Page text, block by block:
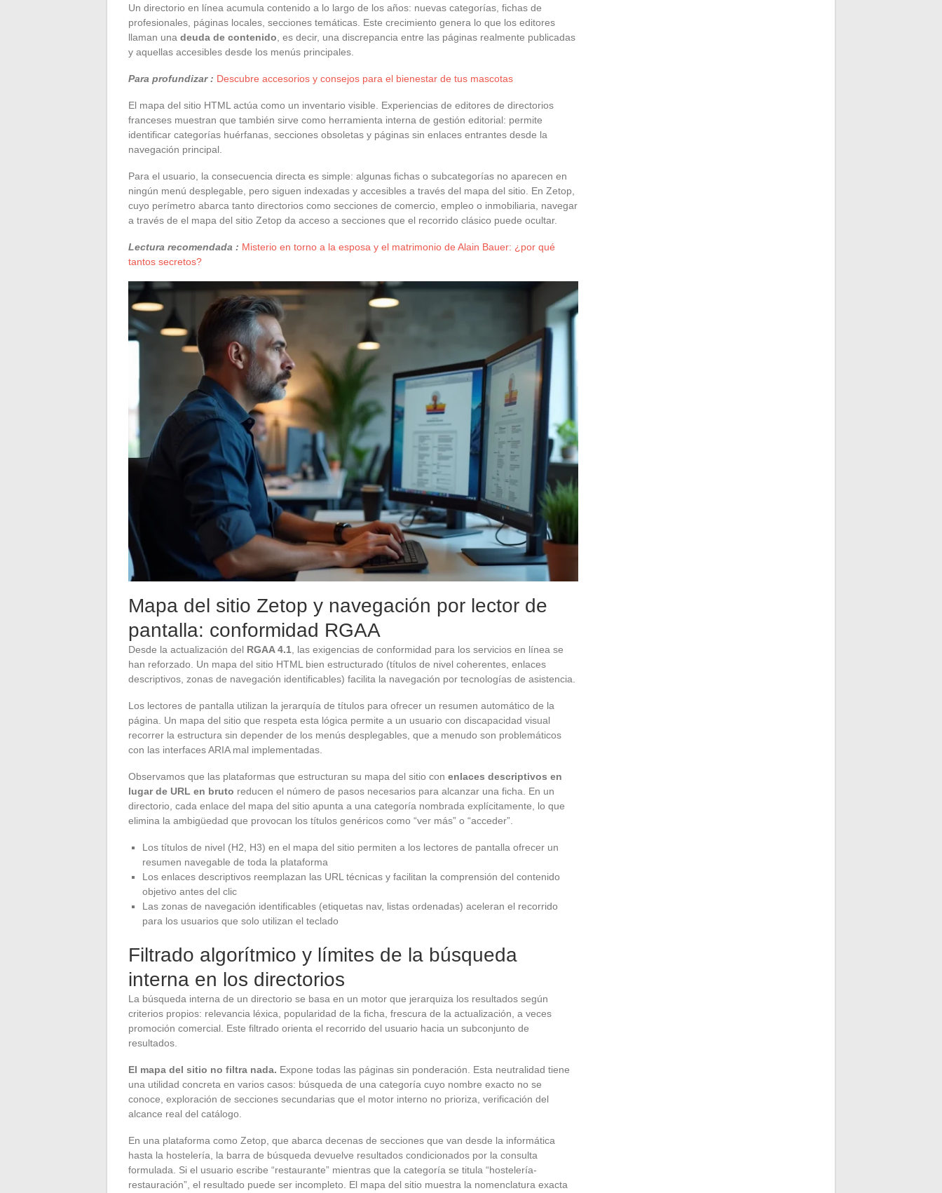
Un directorio en línea acumula contenido a lo largo de los años: nuevas categorías, fichas de
profesionales, páginas locales, secciones temáticas. Este crecimiento genera lo que los editores
llaman una deuda de contenido , es decir, una discrepancia entre las páginas realmente publicadas
y aquellas accesibles desde los menús principales.
Para profundizar : Descubre accesorios y consejos para el bienestar de tus mascotas
El mapa del sitio HTML actúa como un inventario visible. Experiencias de editores de directorios
franceses muestran que también sirve como herramienta interna de gestión editorial: permite
identificar categorías huérfanas, secciones obsoletas y páginas sin enlaces entrantes desde la
navegación principal.
Para el usuario, la consecuencia directa es simple: algunas fichas o subcategorías no aparecen en
ningún menú desplegable, pero siguen indexadas y accesibles a través del mapa del sitio. En Zetop,
cuyo perímetro abarca tanto directorios como secciones de comercio, empleo o inmobiliaria, navegar
a través de el mapa del sitio Zetop da acceso a secciones que el recorrido clásico puede ocultar.
Lectura recomendada : Misterio en torno a la esposa y el matrimonio de Alain Bauer: ¿por qué
tantos secretos?
Mapa del sitio Zetop y navegación por lector de
pantalla: conformidad RGAA
Desde la actualización del RGAA 4.1, las exigencias de conformidad para los servicios en línea se
han reforzado. Un mapa del sitio HTML bien estructurado (títulos de nivel coherentes, enlaces
descriptivos, zonas de navegación identificables) facilita la navegación por tecnologías de asistencia.
Los lectores de pantalla utilizan la jerarquía de títulos para ofrecer un resumen automático de la
página. Un mapa del sitio que respeta esta lógica permite a un usuario con discapacidad visual
recorrer la estructura sin depender de los menús desplegables, que a menudo son problemáticos
con las interfaces ARIA mal implementadas.
Observamos que las plataformas que estructuran su mapa del sitio con enlaces descriptivos en
lugar de URL en bruto reducen el número de pasos necesarios para alcanzar una ficha. En un
directorio, cada enlace del mapa del sitio apunta a una categoría nombrada explícitamente, lo que
elimina la ambigüedad que provocan los títulos genéricos como “ver más” o “acceder”.
Los títulos de nivel (H2, H3) en el mapa del sitio permiten a los lectores de pantalla ofrecer un
resumen navegable de toda la plataforma
Los enlaces descriptivos reemplazan las URL técnicas y facilitan la comprensión del contenido
objetivo antes del clic
Las zonas de navegación identificables (etiquetas nav, listas ordenadas) aceleran el recorrido
para los usuarios que solo utilizan el teclado
Filtrado algorítmico y límites de la búsqueda
interna en los directorios
La búsqueda interna de un directorio se basa en un motor que jerarquiza los resultados según
criterios propios: relevancia léxica, popularidad de la ficha, frescura de la actualización, a veces
promoción comercial. Este filtrado orienta el recorrido del usuario hacia un subconjunto de
resultados.
El mapa del sitio no filtra nada. Expone todas las páginas sin ponderación. Esta neutralidad tiene
una utilidad concreta en varios casos: búsqueda de una categoría cuyo nombre exacto no se
conoce, exploración de secciones secundarias que el motor interno no prioriza, verificación del
alcance real del catálogo.
En una plataforma como Zetop, que abarca decenas de secciones que van desde la informática
hasta la hostelería, la barra de búsqueda devuelve resultados condicionados por la consulta
formulada. Si el usuario escribe “restaurante” mientras que la categoría se titula “hostelería-
restauración”, el resultado puede ser incompleto. El mapa del sitio muestra la nomenclatura exacta